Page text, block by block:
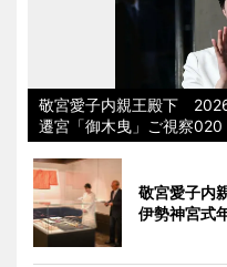
敬宮愛子内親王殿下
遷宮「御木曳」ご視察020
敬宮愛子
伊勢神宮式